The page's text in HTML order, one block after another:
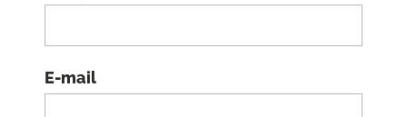
E-mail